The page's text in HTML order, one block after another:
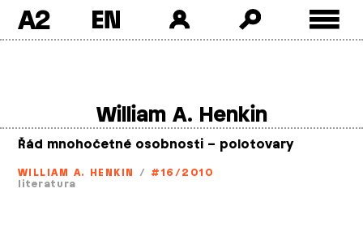
A2
William A. Henkin
Řád mnohočetné osobnosti – polotovary
WILLIAM A. HENKIN / #16/2010
literatura